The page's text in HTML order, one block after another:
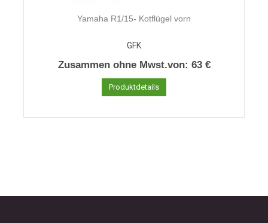
Yamaha R1/15- Kotflügel vorn
GFK
Zusammen ohne Mwst.von: 63 €
Produktdetails